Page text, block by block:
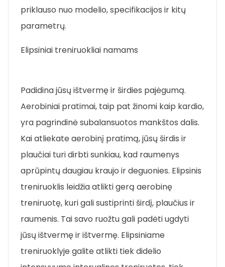
priklauso nuo modelio, specifikacijos ir kitų
parametrų.
Elipsiniai treniruokliai namams
Padidina jūsų ištvermę ir širdies pajėgumą.
Aerobiniai pratimai, taip pat žinomi kaip kardio,
yra pagrindinė subalansuotos mankštos dalis.
Kai atliekate aerobinį pratimą, jūsų širdis ir
plaučiai turi dirbti sunkiau, kad raumenys
aprūpintų daugiau kraujo ir deguonies. Elipsinis
treniruoklis leidžia atlikti gerą aerobinę
treniruotę, kuri gali sustiprinti širdį, plaučius ir
raumenis. Tai savo ruožtu gali padėti ugdyti
jūsų ištvermę ir ištvermę. Elipsiniame
treniruoklyje galite atlikti tiek didelio